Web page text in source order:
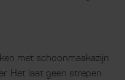
met schoonmaakazijn
Het laat geen strepen